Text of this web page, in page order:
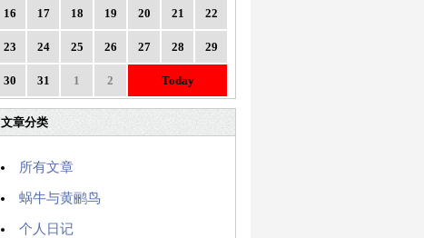
16 17 18 19 20 21 22
23 24 25 26 27 28 29
30 31 1 2 Today
文章分类
所有文章
蜗牛与黄鹂鸟
个人日记